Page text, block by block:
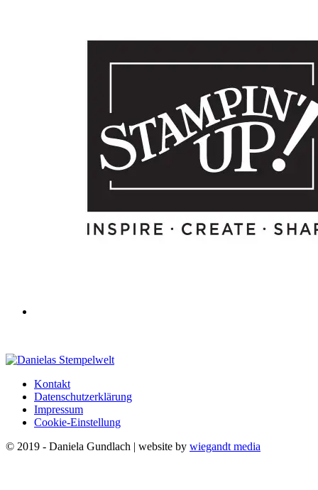
Kontakt
Datenschutzerklärung
Impressum
Cookie-Einstellung
© 2019 - Daniela Gundlach | website by wiegandt media